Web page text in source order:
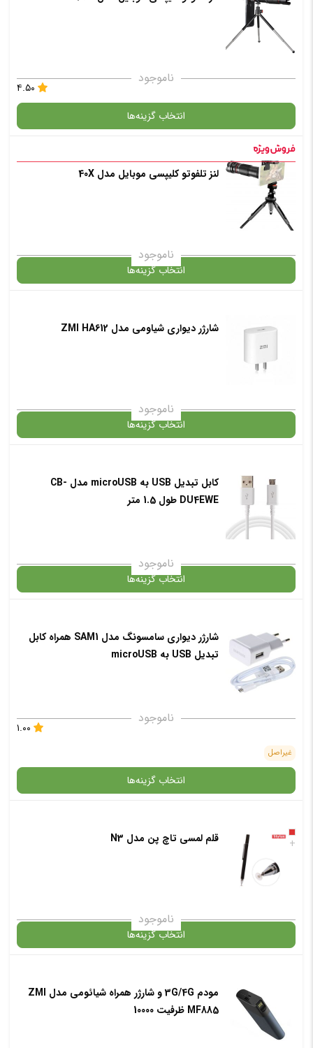
✧ چت با پشتیبان واتس آپ
انتخاب رنگ : سفید
افزودن به سبد خرید
✧ چت با پشتیبان واتس آپ
ناموجود
۴.۵۰
انتخاب گزینه‌ها
گارانتی
✧ چت با پشتیبان واتس آپ
لنز تلفوتو کلیپسی موبایل مدل 40X
ناموجود
انتخاب گزینه‌ها
گارانتی
✧ چت با پشتیبان واتس آپ
شارژر دیواری شیاومی مدل ZMI HA612
ناموجود
انتخاب گزینه‌ها
در حال حاضر این محصول در انبار موجود نیست و در دسترس نمی باشد.
✧ چت با پشتیبان واتس آپ
کابل تبدیل USB به microUSB مدل CB-
DU4EWE طول 1.5 متر
ناموجود
انتخاب گزینه‌ها
در حال حاضر این محصول در انبار موجود نیست و در دسترس نمی باشد.
✧ چت با پشتیبان واتس آپ
شارژر دیواری سامسونگ مدل SAM1 همراه کابل
تبدیل USB به microUSB
ناموجود
۱.۰۰
غیراصل
انتخاب گزینه‌ها
در حال حاضر این محصول در انبار موجود نیست و در دسترس نمی باشد.
✧ چت با پشتیبان واتس آپ
+ قلم لمسی تاچ پن مدل N3
ناموجود
انتخاب گزینه‌ها
گارانتی
انتخاب رنگ
مودم 3G/4G و شارژر همراه شیائومی مدل ZMI
MF885 ظرفیت 10000